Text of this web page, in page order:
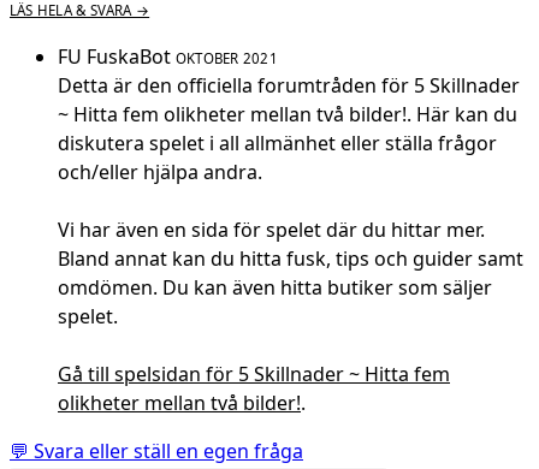
LÄS HELA & SVARA →
FU FuskaBot OKTOBER 2021
Detta är den officiella forumtråden för 5 Skillnader
~ Hitta fem olikheter mellan två bilder!. Här kan du
diskutera spelet i all allmänhet eller ställa frågor
och/eller hjälpa andra.
Vi har även en sida för spelet där du hittar mer.
Bland annat kan du hitta fusk, tips och guider samt
omdömen. Du kan även hitta butiker som säljer
spelet.
Gå till spelsidan för 5 Skillnader ~ Hitta fem
olikheter mellan två bilder!.
💬 Svara eller ställ en egen fråga